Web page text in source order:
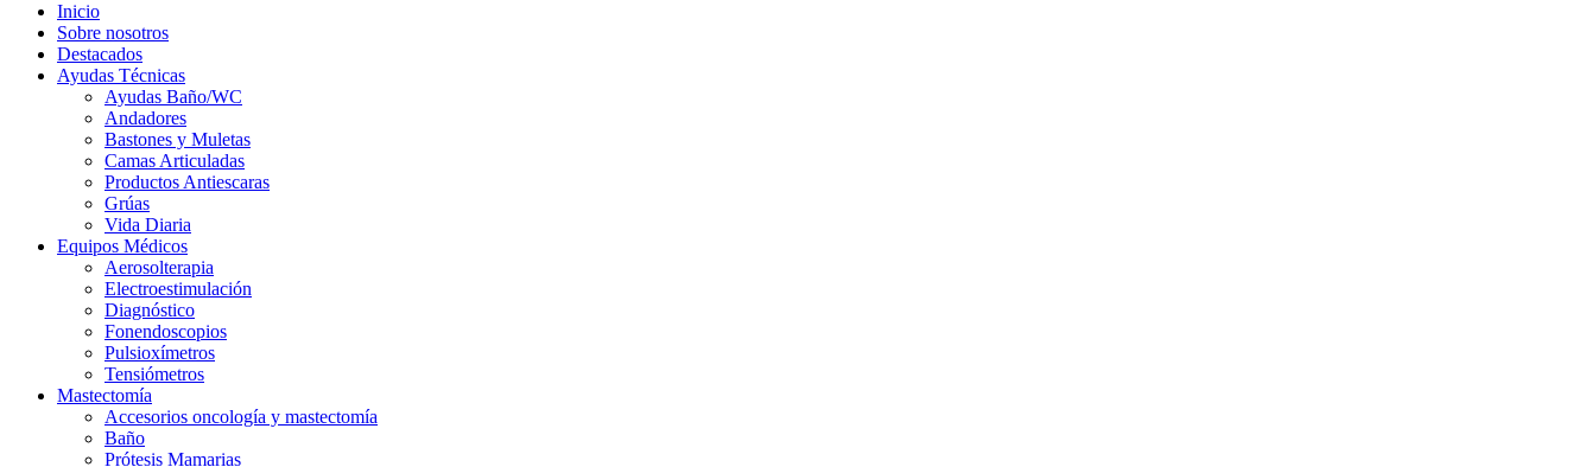
Inicio
Sobre nosotros
Destacados
Ayudas Técnicas
Ayudas Baño/WC
Andadores
Bastones y Muletas
Camas Articuladas
Productos Antiescaras
Grúas
Vida Diaria
Equipos Médicos
Aerosolterapia
Electroestimulación
Diagnóstico
Fonendoscopios
Pulsioxímetros
Tensiómetros
Mastectomía
Accesorios oncología y mastectomía
Baño
Prótesis Mamarias